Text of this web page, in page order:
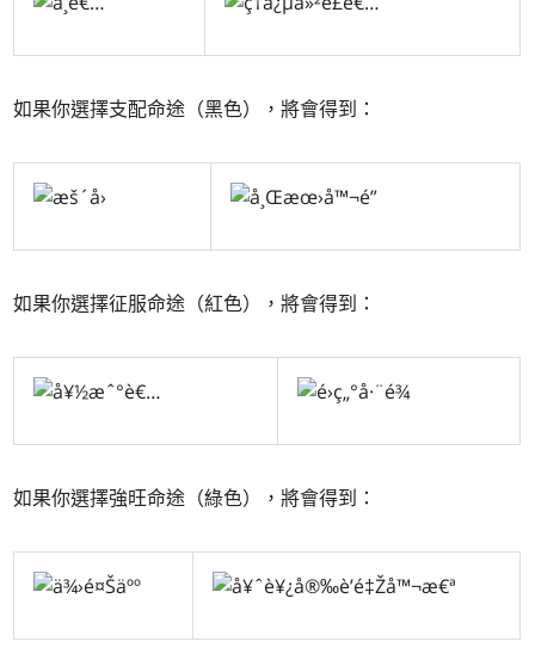
如果你選擇支配命途（黑色），將會得到：
如果你選擇征服命途（紅色），將會得到：
如果你選擇強旺命途（綠色），將會得到：